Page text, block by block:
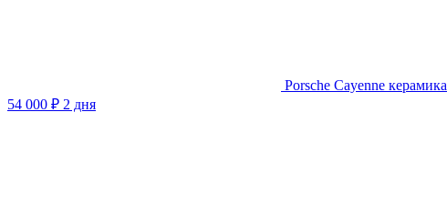
Porsche Cayenne керамика
54 000 ₽ 2 дня